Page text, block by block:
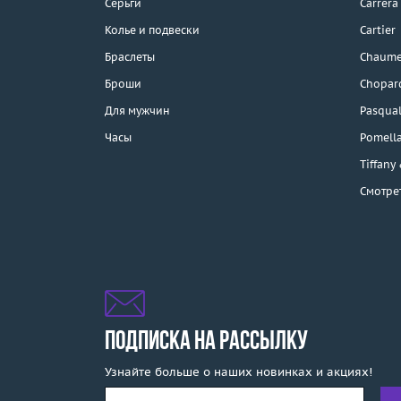
Бесплатная доставка
Покупка и оплата
Серьги
Колье и подвески
Браслеты
Броши
Для мужчин
Часы
Carrera
Cartier
Tiffany
ПОДПИСКА НА РАССЫЛКУ
Узнайте больше о наших новинках и акциях!